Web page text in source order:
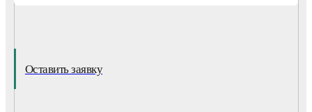
Оставить заявку